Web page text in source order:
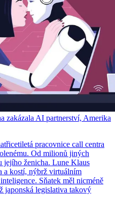
zakázala AI partnerství, Amerika
pracovnice call centra
Od milionů jiných
jejího ženicha. Lune Klaus
a kostí, nýbrž virtuálním
Sňatek měl nicméně
japonská legislativa takový